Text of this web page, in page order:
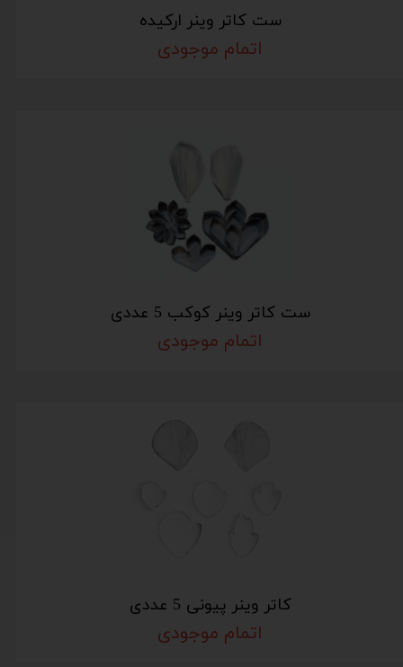
ست کاتر وینر ارکیده
اتمام موجودی
ست کاتر وینر کوکب 5 عددی
اتمام موجودی
کاتر وینر پیونی 5 عددی
اتمام موجودی